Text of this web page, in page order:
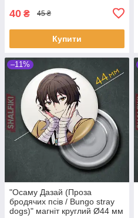
40 ₴ 45 ₴
Купити
–11%
"Осаму Дазай (Проза
бродячих псів / Bungo stray
dogs)" магніт круглий Ø44 мм